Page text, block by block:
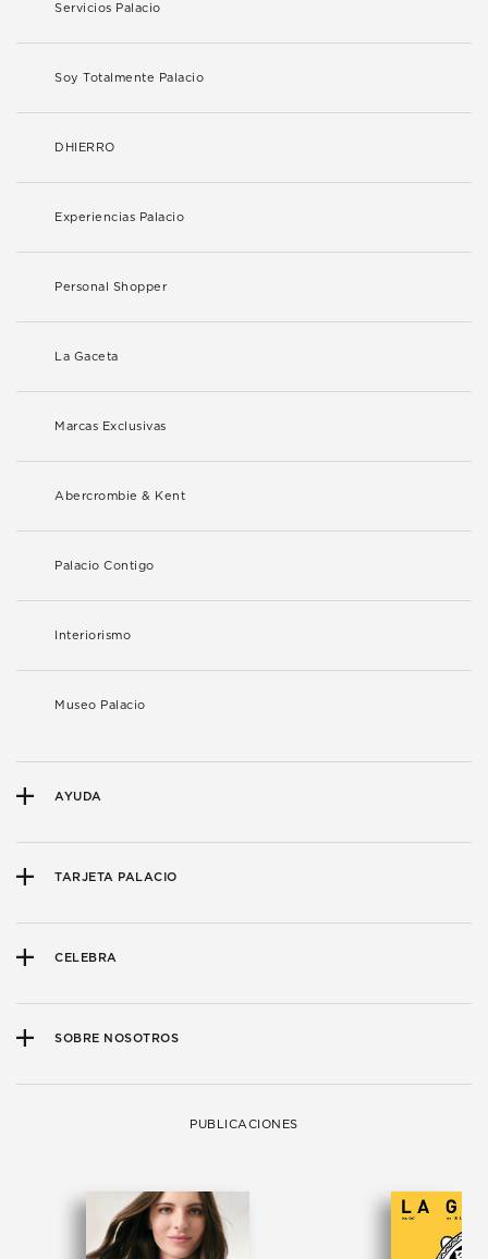
Servicios Palacio
Soy Totalmente Palacio
DHIERRO
Experiencias Palacio
Personal Shopper
La Gaceta
Marcas Exclusivas
Abercrombie & Kent
Palacio Contigo
Interiorismo
Museo Palacio
AYUDA
TARJETA PALACIO
CELEBRA
SOBRE NOSOTROS
PUBLICACIONES